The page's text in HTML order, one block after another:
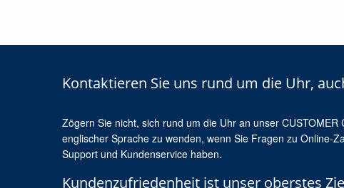
Kontaktieren Sie uns rund um die Uhr,
Zögern Sie nicht, sich rund um die Uhr an unser CUSTOMER
englischer Sprache zu wenden, wenn Sie Fragen zu Online-
Support und Kundenservice haben.
Kundenzufriedenheit ist unser oberstes